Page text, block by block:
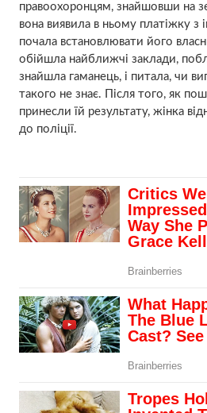
правоохоронцям, знайшовши на
вона виявила в ньому платіжку з
почала встановлювати його
обійшла найближчі заклади,
знайшла гаманець, і питала, чи
такого не знає. Після того, як
принесли їй результату, жінка
до поліції.